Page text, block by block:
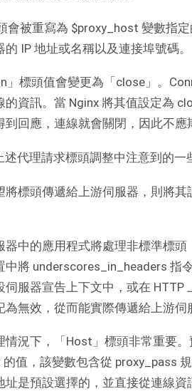
會被重寫為 $proxy_host 變數指
IP 地址或名稱以及連接埠號碼。
」標頭值會變更為「close」。
的資訊。當 Nginx 將其值設定為
到回應，連線就會關閉，因此不
述代理請求標頭調整中注意到的一
將標頭傳遞給上游伺服器，則將
器中的應用程式將處理非標準標
中將 underscores_in_headers 指
伺服器宣告上下文中，或在 HTTP
為無效，從而能實際傳遞給上游伺
情況下，「Host」標頭非常重要
值，該變數包含從 proxy_pass
址是預設選擇的，並直接從連線